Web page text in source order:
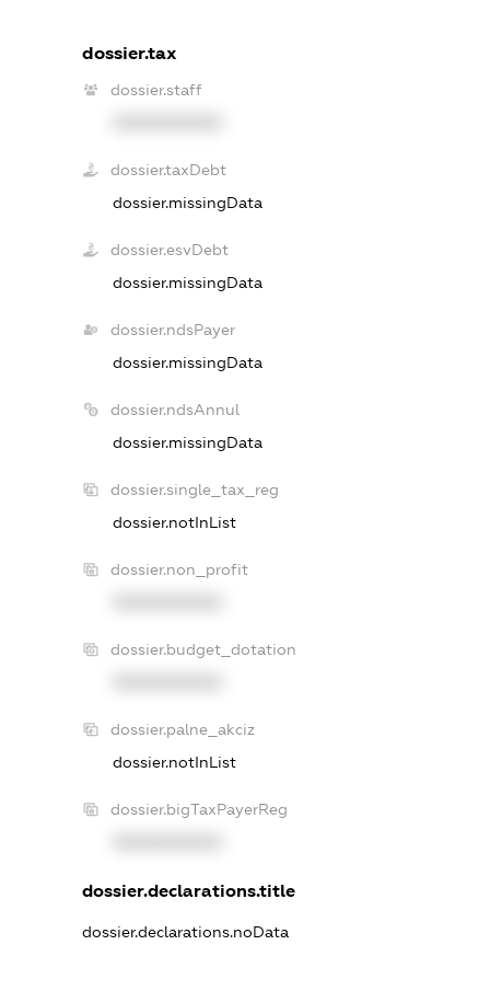
dossier.tax
dossier.staff
dossier.taxDebt
dossier.missingData
dossier.esvDebt
dossier.missingData
dossier.ndsPayer
dossier.missingData
dossier.ndsAnnul
dossier.missingData
dossier.single_tax_reg
dossier.notInList
dossier.non_profit
dossier.budget_dotation
dossier.palne_akciz
dossier.notInList
dossier.bigTaxPayerReg
dossier.declarations.title
dossier.declarations.noData